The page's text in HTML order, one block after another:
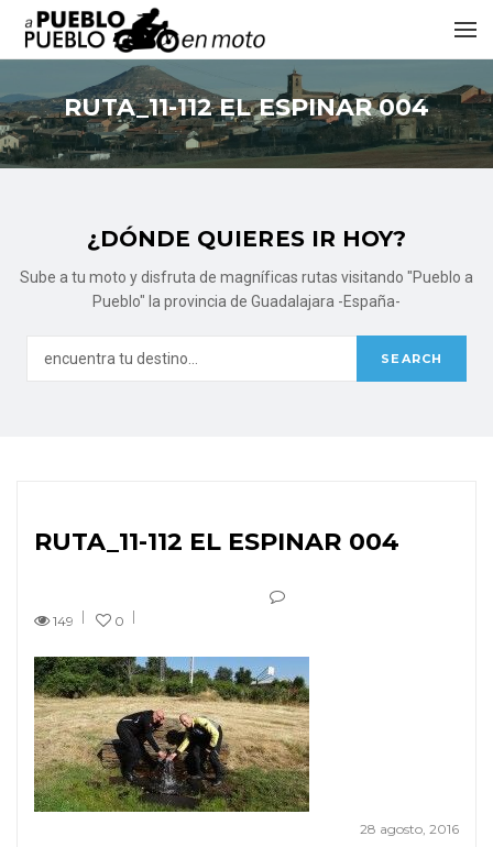
RUTA_11-112 EL ESPINAR 004
¿DÓNDE QUIERES IR HOY?
Sube a tu moto y disfruta de magníficas rutas visitando "Pueblo a
Pueblo" la provincia de Guadalajara -España-
RUTA_11-112 EL ESPINAR 004
149 0
28 agosto, 2016